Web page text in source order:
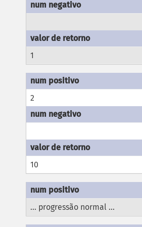
1
2
10
... progressão normal ...